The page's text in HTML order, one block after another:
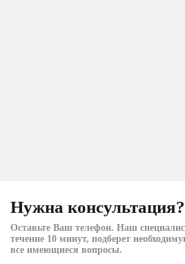
Нужна консультация?
Оставьте Ваш телефон. Наш
течение 10 минут, подберет
все имеющиеся вопросы.